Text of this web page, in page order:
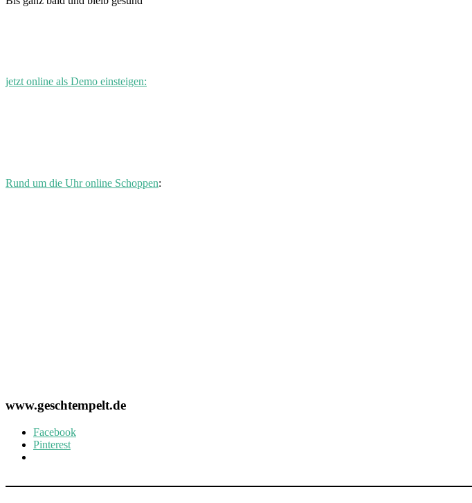
jetzt online als Demo einsteigen:
Rund um die Uhr online Schoppen:
www.geschtempelt.de
Facebook
Pinterest